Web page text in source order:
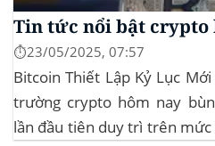
Tin tức nổi bật crypto
⏱️23/05/2025, 07:57
Bitcoin Thiết Lập Kỷ Lục
trường crypto hôm nay
lần đầu tiên duy trì trên mức